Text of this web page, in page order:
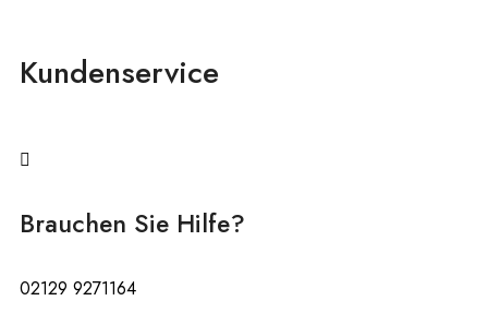
Kundenservice
Brauchen Sie Hilfe?
02129 9271164